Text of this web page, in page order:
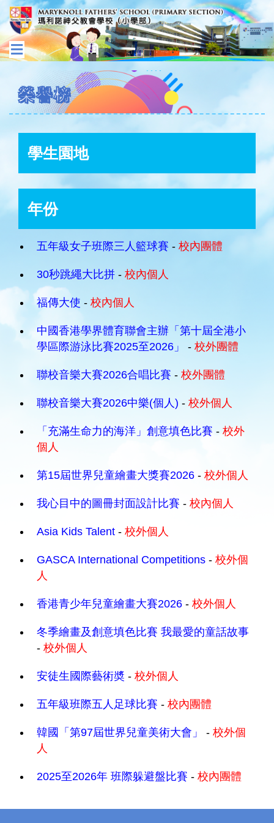
榮譽榜
學生園地
年份
五年級女子班際三人籃球賽 - 校內團體
30秒跳繩大比拼 - 校內個人
福傳大使 - 校內個人
中國香港學界體育聯會主辦「第十屆全港小
學區際游泳比賽2025至2026」
- 校外團體
聯校音樂大賽2026合唱比賽 - 校外團體
聯校音樂大賽2026中樂(個人) - 校外個人
「充滿生命力的海洋」創意填色比賽 - 校外
個人
第15屆世界兒童繪畫大獎賽2026 - 校外個人
我心目中的圖冊封面設計比賽 - 校內個人
Asia Kids Talent - 校外個人
GASCA International Competitions - 校外個
人
香港青少年兒童繪畫大賽2026 - 校外個人
冬季繪畫及創意填色比賽 我最愛的童話故事
- 校外個人
安徒生國際藝術奬 - 校外個人
五年級班際五人足球比賽 - 校內團體
韓國「第97屆世界兒童美術大會」 - 校外個
人
2025至2026年 班際躲避盤比賽 - 校內團體